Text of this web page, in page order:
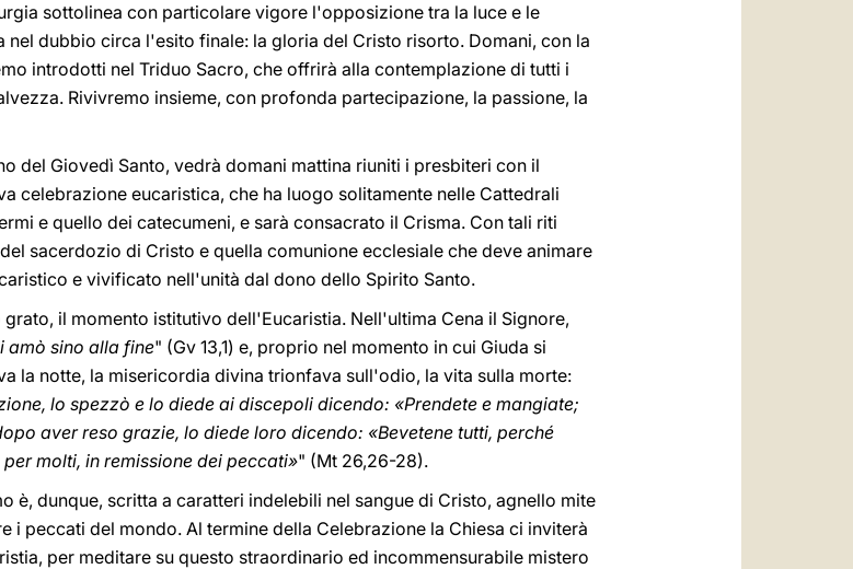
sottolinea con particolare vigore l'opposizione tra la luce e le
nel dubbio circa l'esito finale: la gloria del Cristo risorto. Domani, con la
introdotti nel Triduo Sacro, che offrirà alla contemplazione di tutti i
Rivivremo insieme, con profonda partecipazione, la passione, la
del Giovedì Santo, vedrà domani mattina riuniti i presbiteri con il
celebrazione eucaristica, che ha luogo solitamente nelle Cattedrali
e quello dei catecumeni, e sarà consacrato il Crisma. Con tali riti
sacerdozio di Cristo e quella comunione ecclesiale che deve animare
e vivificato nell'unità dal dono dello Spirito Santo.
il momento istitutivo dell'Eucaristia. Nell'ultima Cena il Signore,
amò sino alla fine" (Gv 13,1) e, proprio nel momento in cui Giuda si
la notte, la misericordia divina trionfava sull'odio, la vita sulla morte:
lo spezzò e lo diede ai discepoli dicendo: «Prendete e mangiate;
aver reso grazie, lo diede loro dicendo: «Bevetene tutti, perché
molti, in remissione dei peccati»" (Mt 26,26-28).
è, dunque, scritta a caratteri indelebili nel sangue di Cristo, agnello mite
i peccati del mondo. Al termine della Celebrazione la Chiesa ci inviterà
per meditare su questo straordinario ed incommensurabile mistero